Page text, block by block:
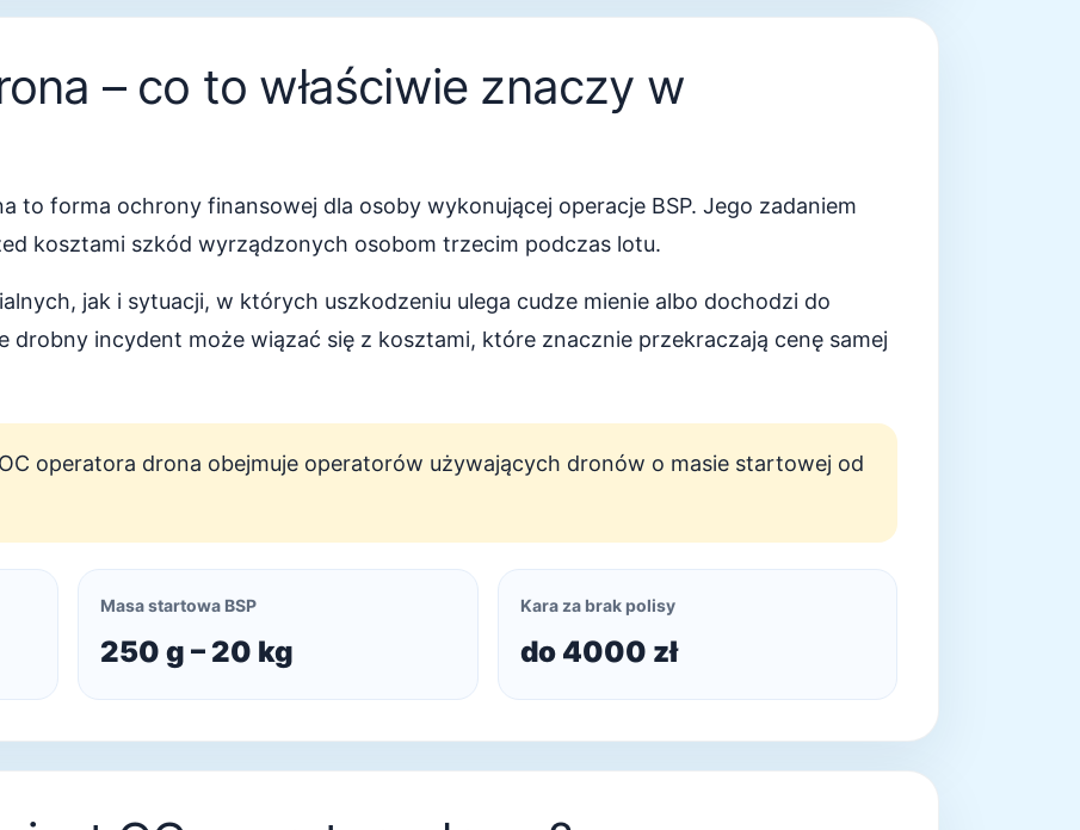
– co to właściwie znaczy w
to forma ochrony finansowej dla osoby wykonującej operacje BSP. Jego zadaniem
kosztami szkód wyrządzonych osobom trzecim podczas lotu.
jak i sytuacji, w których uszkodzeniu ulega cudze mienie albo dochodzi do
drobny incydent może wiązać się z kosztami, które znacznie przekraczają cenę samej
operatora drona obejmuje operatorów używających dronów o masie startowej od
Masa startowa BSP
250 g – 20 kg
Kara za brak polisy
do 4000 zł